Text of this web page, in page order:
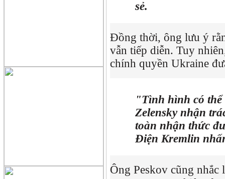
sẻ.
Đồng thời, ông lưu ý
vẫn tiếp diễn. Tuy
chính quyền Ukraine
"Tình hình có thể
Zelensky nhận
toàn nhận thức
Điện Kremlin
Ông Peskov cũng nhắc